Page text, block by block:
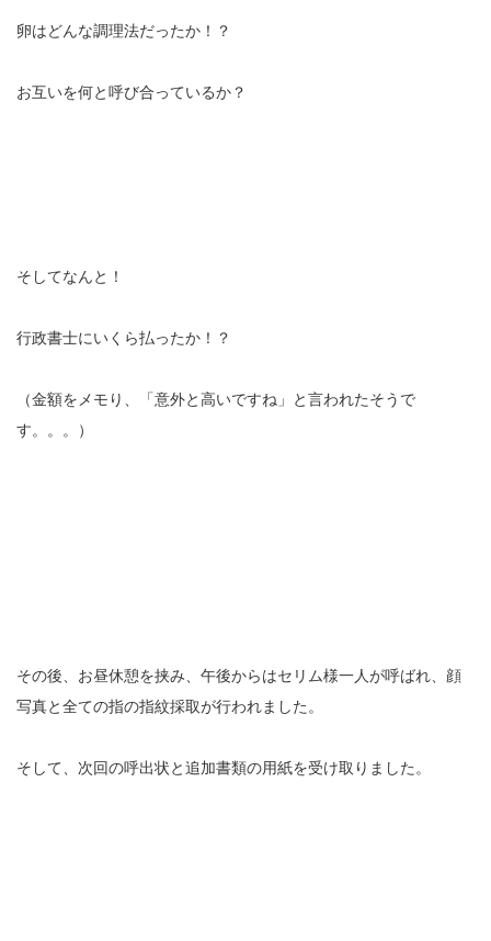
卵はどんな調理法だったか！？
お互いを何と呼び合っているか？
そしてなんと！
行政書士にいくら払ったか！？
（金額をメモり、「意外と高いですね」と言われたそうで
す。。。）
その後、お昼休憩を挟み、午後からはセリム様一人が呼ばれ、顔
写真と全ての指の指紋採取が行われました。
そして、次回の呼出状と追加書類の用紙を受け取りました。